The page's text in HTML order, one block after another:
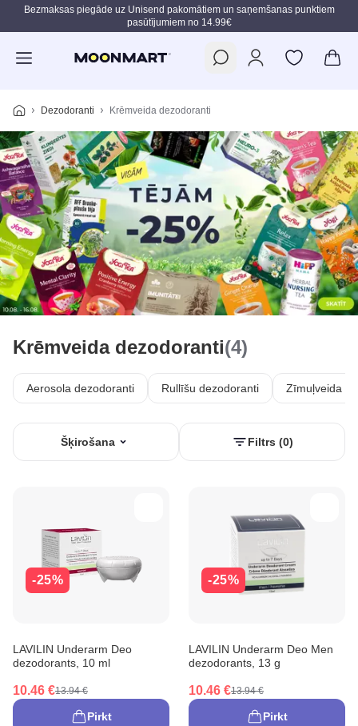
Pāriet uz galveno saturu
Bezmaksas piegāde uz Unisend pakomātiem un saņemšanas punktiem
pasūtījumiem no 14.99€
Dezodoranti Krēmveida dezodoranti
Krēmveida dezodoranti(4)
Aerosola dezodoranti Rullīšu dezodoranti Zīmuļveida
Šķirošana Filtrs (0)
-25%
LAVILIN Underarm Deo
dezodorants, 10 ml
10.46 €13.94 €
Pirkt
-25%
LAVILIN Underarm Deo Men
dezodorants, 13 g
10.46 €13.94 €
Pirkt